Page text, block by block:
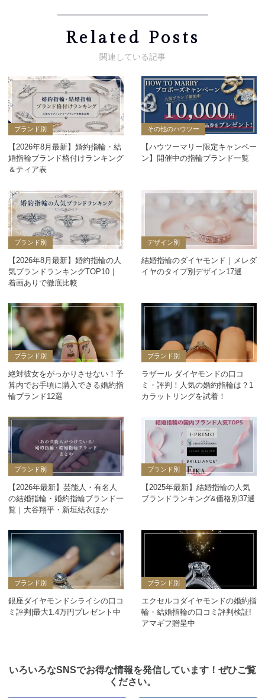
Related Posts
ブランド別
【2026年8月最新】婚約指輪・結
婚指輪ブランド格付けランキング
＆ティア表
その他のハウツー
【ハウツーマリー限定キャンペー
ン】開催中の指輪ブランド一覧
ブランド別
【2026年8月最新】婚約指輪の人
気ブランドランキングTOP10｜
着画ありで徹底比較
デザイン別
結婚指輪のダイヤモンド｜メレダ
イヤのタイプ別デザイン17選
ブランド別
絶対彼女をがっかりさせない！予
算内でお手頃に購入できる婚約指
輪ブランド12選
ブランド別
ラザール ダイヤモンドの口コ
ミ・評判！人気の婚約指輪は？1
カラットリングを試着！
ブランド別
【2026年最新】芸能人・有名人
の結婚指輪・婚約指輪ブランド一
覧｜大谷翔平・新垣結衣ほか
ブランド別
【2025年最新】結婚指輪の人気
ブランドランキング&価格別37選
ブランド別
銀座ダイヤモンドシライシの口コ
ミ評判|最大1.4万円プレゼント中
ブランド別
エクセルコダイヤモンドの婚約指
輪・結婚指輪の口コミ評判検証!
アマギフ贈呈中
いろいろなSNSでお得な情報を発信しています！ぜひご覧
ください。